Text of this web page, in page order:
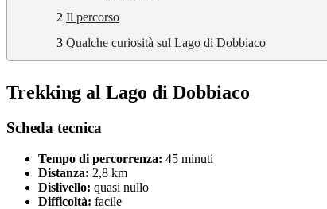
2 Il percorso
3 Qualche curiosità sul Lago di Dobbiaco
Trekking al Lago di Dobbiaco
Scheda tecnica
Tempo di percorrenza: 45 minuti
Distanza: 2,8 km
Dislivello: quasi nullo
Difficoltà: facile